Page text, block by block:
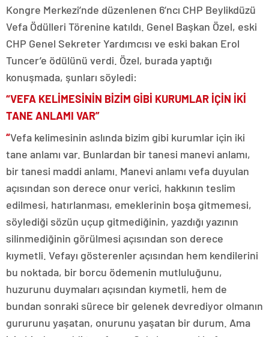
Kongre Merkezi’nde düzenlenen 6’ncı CHP Beylikdüzü
Vefa Ödülleri Törenine katıldı. Genel Başkan Özel, eski
CHP Genel Sekreter Yardımcısı ve eski bakan Erol
Tuncer’e ödülünü verdi. Özel, burada yaptığı
konuşmada, şunları söyledi:
“VEFA KELİMESİNİN BİZİM GİBİ KURUMLAR İÇİN İKİ
TANE ANLAMI VAR”
“Vefa kelimesinin aslında bizim gibi kurumlar için iki
tane anlamı var. Bunlardan bir tanesi manevi anlamı,
bir tanesi maddi anlamı. Manevi anlamı vefa duyulan
açısından son derece onur verici, hakkının teslim
edilmesi, hatırlanması, emeklerinin boşa gitmemesi,
söylediği sözün uçup gitmediğinin, yazdığı yazının
silinmediğinin görülmesi açısından son derece
kıymetli. Vefayı gösterenler açısından hem kendilerini
bu noktada, bir borcu ödemenin mutluluğunu,
huzurunu duymaları açısından kıymetli, hem de
bundan sonraki sürece bir gelenek devrediyor olmanın
gururunu yaşatan, onurunu yaşatan bir durum. Ama